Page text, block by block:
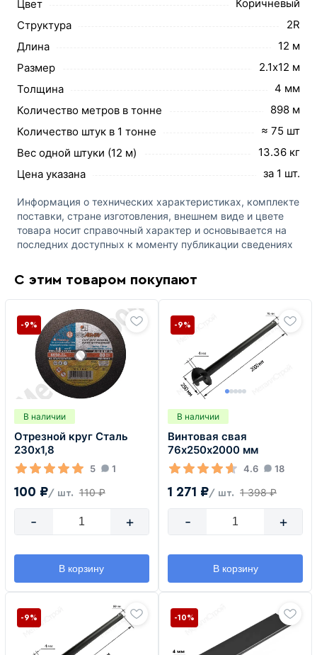
Цвет
Коричневый
Структура
2R
Длина
12 м
Размер
2.1х12 м
Толщина
4 мм
Количество метров в тонне
898 м
Количество штук в 1 тонне
≈ 75 шт
Вес одной штуки (12 м)
13.36 кг
Цена указана
за 1 шт.
Информация о технических характеристиках, комплекте
поставки, стране изготовления, внешнем виде и цвете
товара носит справочный характер и основывается на
последних доступных к моменту публикации сведениях
С этим товаром покупают
В наличии
Отрезной круг Сталь
230х1,8
5 1
100 ₽/ шт. 110 ₽
-9%
- +
В корзину
В наличии
Винтовая свая
76х250х2000 мм
4.6 18
1 271 ₽/ шт. 1 398 ₽
-9%
- +
В корзину
-9% -10%